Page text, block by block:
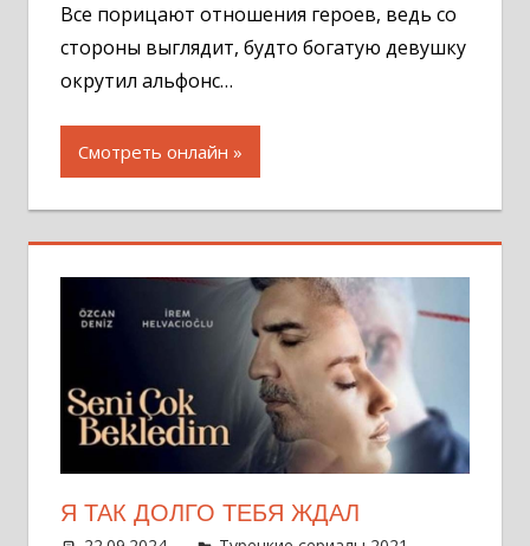
Все порицают отношения героев, ведь со
стороны выглядит, будто богатую девушку
окрутил альфонс…
Смотреть онлайн
Я ТАК ДОЛГО ТЕБЯ ЖДАЛ